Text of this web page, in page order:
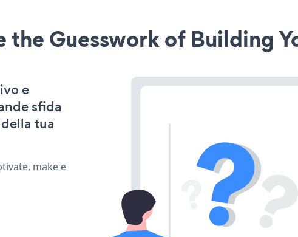
the Guesswork of Building
e
sfida
tua
make e